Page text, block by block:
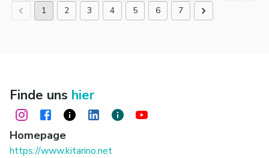
1 2 3 4 5 6 7
Finde uns hier
Homepage
https://www.kitarino.net